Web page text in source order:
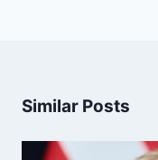
Similar Posts